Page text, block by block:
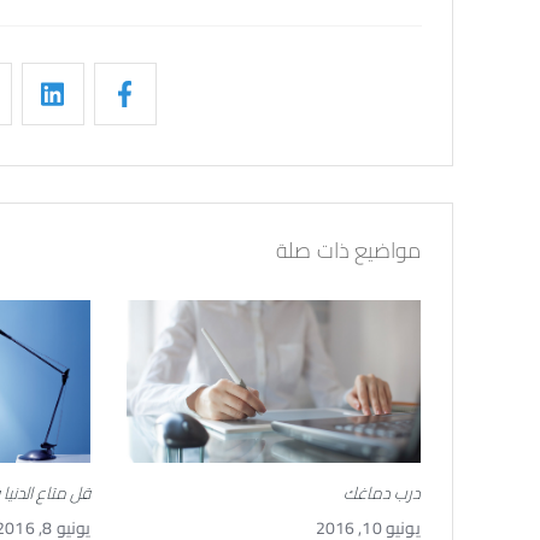
مواضيع ذات صلة
قل متاع
يونيو 8, 2016
درب دماغك
يونيو 10, 2016